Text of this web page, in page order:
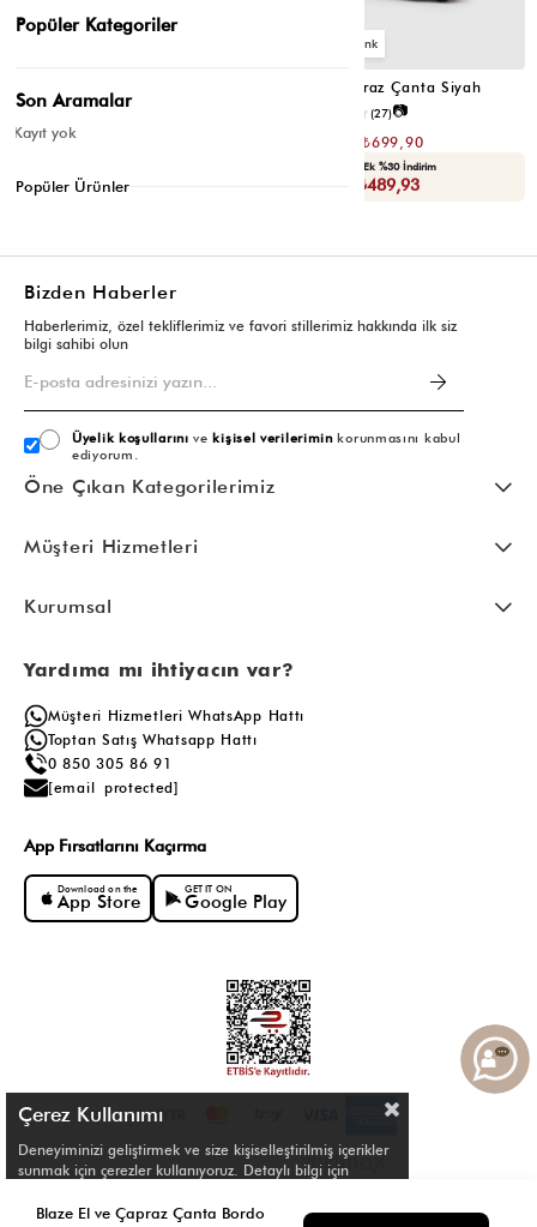
₺1.399,80
Sepette : ₺489,93
Montes Çapraz Çanta Siyah
(27)📷
₺699,90
Seçili Ürünlerde Ek %30 İndirim
Sepette : ₺489,93
Bizden Haberler
Haberlerimiz, özel tekliflerimiz ve favori stillerimiz hakkında ilk siz
bilgi sahibi olun
Üyelik koşullarını vekişisel verileriminkorunmasını kabul
ediyorum.
Öne Çıkan Kategorilerimiz
Müşteri Hizmetleri
Kurumsal
Yardıma mı ihtiyacın var?
Müşteri Hizmetleri WhatsApp Hattı
Toptan Satış Whatsapp Hattı
0 850 305 86 91
[email protected]
App Fırsatlarını Kaçırma
Download on the
App Store
GET IT ON
Google Play
Çerez Kullanımı
Deneyiminizi geliştirmek ve size kişiselleştirilmiş içerikler
sunmak için çerezler kullanıyoruz. Detaylı bilgi için
Popüler Kategoriler
Son Aramalar
Kayıt yok
Popüler Ürünler
Blaze El ve Çapraz Çanta Bordo